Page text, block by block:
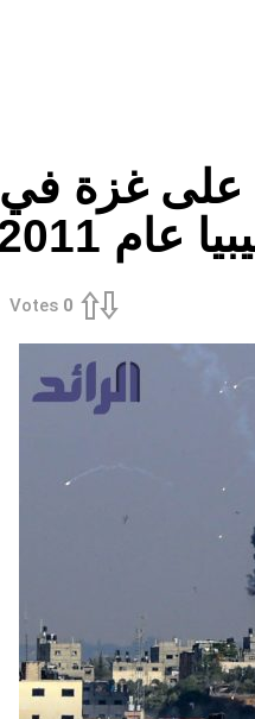
على غزة في
0
Votes